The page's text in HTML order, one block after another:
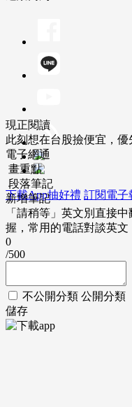
下載App抽好禮 訂閱電子
現正閱讀
此刻想在台股撿便宜，優
電子網通
畫重點
段落筆記
新增筆記
「請稍等」英文別直接中
握，常用的電話對談英文
0
/500
不公開分類 公開分類
儲存